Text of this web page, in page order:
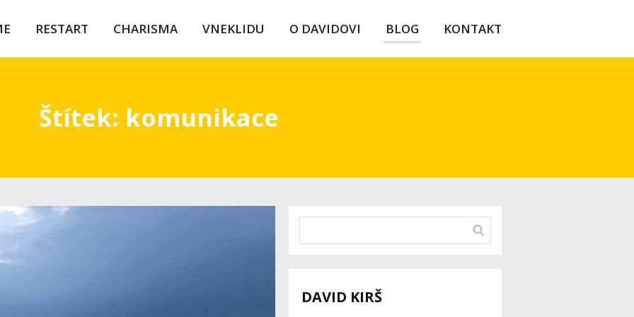
RESTART CHARISMA VNEKLIDU O DAVIDOVI BLOG KONTAKT
Štítek: komunikace
DAVID KIRŠ